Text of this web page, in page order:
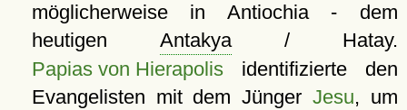
möglicherweise in Antiochia - dem
heutigen Antakya/ Hatay.
Papias von Hierapolisidentifizierte den
Evangelisten mit dem JüngerJesu, um